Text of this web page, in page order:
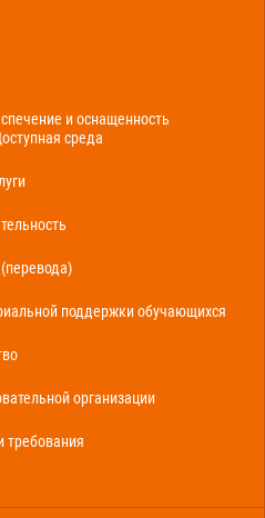
и оснащенность
среда
поддержки обучающихся
организации
требования